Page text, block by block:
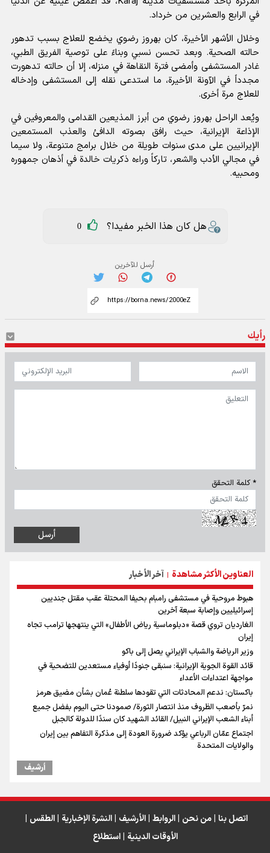
في الرابع والعشرين من خرداد.
وخلال الأشهر الأخيرة، كان بهروز رضوي يخضع للعلاج بسبب تدهور
حالته الصحية. وبعد تحسن نسبي وبناءً على توصية الفريق الطبي،
غادر المستشفى وأمضى فترة النقاهة في منزله، إلا أن حالته تدهورت
مجدداً في الآونة الأخيرة، ما استدعى نقله إلى المستشفى وإدخاله
للعلاج مرة أخرى.
ويُعد الراحل بهروز رضوي من أبرز المذيعين القدامى والمعروفين في
الإذاعة الإيرانية، حيث رافق بصوته الدافئ والعذب المستمعين
الإيرانيين على مدى سنوات طويلة من خلال برامج متنوعة، ولا سيما
في مجالي الأدب والشعر، تاركاً وراءه ذكريات خالدة في أذهان جمهوره
ومحبيه.
هل كان هذا الخبر مفيدا؟ 0
أرسل للآخرين
رأيك
* كلمة التحقق
العناوين الأكثر مشاهدة | آخر الأخبار
هبوط مروحية في مستشفى رامبام بحيفا المحتلة عقب مقتل جنديين
إسرائيليين وإصابة سبعة آخرين
الغارديان تروي قصة «دبلوماسية رياض الأطفال» التي ينتهجها ترامب تجاه
إيران
وزير الرياضة والشباب الإيراني يصل إلى باكو
قائد القوة الجوية الإيرانية: سنبقى جنودًا أوفياء مستعدين للتضحية في
مواجهة اعتداءات الأعداء
باكستان: ندعم المحادثات التي تقودها سلطنة عُمان بشأن مضيق هرمز
نمرّ بأصعب الظروف منذ انتصار الثورة/ صمودنا حتى اليوم بفضل جميع
أبناء الشعب الإيراني النبيل/ القائد الشهيد كان سندًا للدولة كالجبل
اجتماع عمّان الرباعي يؤكد ضرورة العودة إلى مذكرة التفاهم بين إيران
والولايات المتحدة
أرشیف
اتصل بنا | من نحن | الروابط | الأرشيف | النشرة الإخبارية | الطقس |
الأوقات الدينية | استطلاع